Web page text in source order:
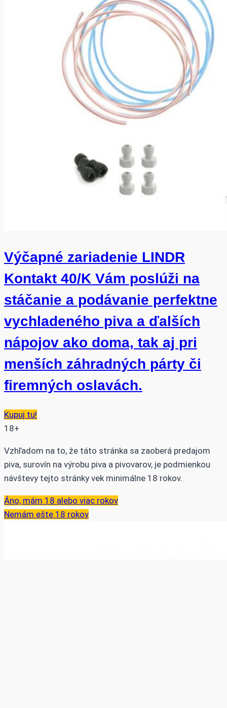
Výčapné zariadenie LINDR
Kontakt 40/K Vám poslúži na
stáčanie a podávanie perfektne
vychladeného piva a ďalších
nápojov ako doma, tak aj pri
menších záhradných párty či
firemných oslavách.
Kupuj tu!
18+
Vzhľadom na to, že táto stránka sa zaoberá predajom
piva, surovín na výrobu piva a pivovarov, je podmienkou
návštevy tejto stránky vek minimálne 18 rokov.
Áno, mám 18 alebo viac rokov
Nemám ešte 18 rokov